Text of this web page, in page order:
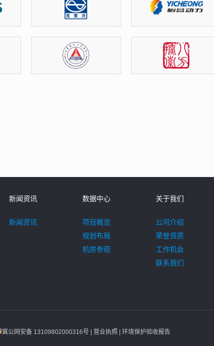
新闻资讯
新闻资讯
数据中心
项目概览
规划布局
机房参观
关于我们
公司介绍
荣誉资质
工作机会
联系我们
冀公网安备 13109802000316号 | 营业执照 | 环境保护验收报告